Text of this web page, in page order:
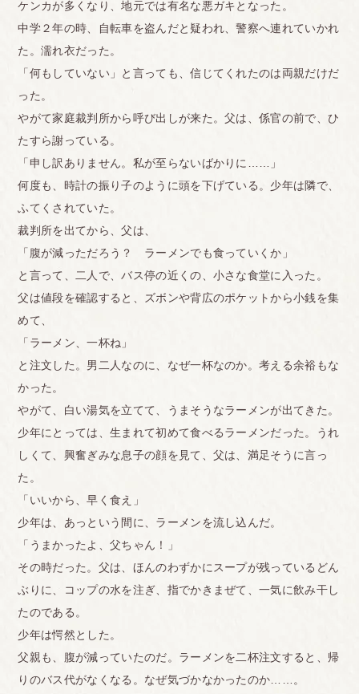
ケンカが多くなり、地元では有名な悪ガキとなった。
中学２年の時、自転車を盗んだと疑われ、警察へ連れていかれ
た。濡れ衣だった。
「何もしていない」と言っても、信じてくれたのは両親だけだ
った。
やがて家庭裁判所から呼び出しが来た。父は、係官の前で、ひ
たすら謝っている。
「申し訳ありません。私が至らないばかりに……」
何度も、時計の振り子のように頭を下げている。少年は隣で、
ふてくされていた。
裁判所を出てから、父は、
「腹が減っただろう？ ラーメンでも食っていくか」
と言って、二人で、バス停の近くの、小さな食堂に入った。
父は値段を確認すると、ズボンや背広のポケットから小銭を集
めて、
「ラーメン、一杯ね」
と注文した。男二人なのに、なぜ一杯なのか。考える余裕もな
かった。
やがて、白い湯気を立てて、うまそうなラーメンが出てきた。
少年にとっては、生まれて初めて食べるラーメンだった。うれ
しくて、興奮ぎみな息子の顔を見て、父は、満足そうに言っ
た。
「いいから、早く食え」
少年は、あっという間に、ラーメンを流し込んだ。
「うまかったよ、父ちゃん！」
その時だった。父は、ほんのわずかにスープが残っているどん
ぶりに、コップの水を注ぎ、指でかきまぜて、一気に飲み干し
たのである。
少年は愕然とした。
父親も、腹が減っていたのだ。ラーメンを二杯注文すると、帰
りのバス代がなくなる。なぜ気づかなかったのか……。